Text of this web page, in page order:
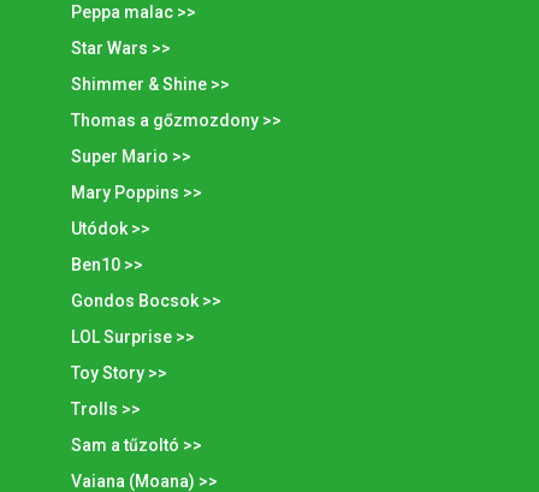
Peppa malac >>
Star Wars >>
Shimmer & Shine >>
Thomas a gőzmozdony >>
Super Mario >>
Mary Poppins >>
Utódok >>
Ben10 >>
Gondos Bocsok >>
LOL Surprise >>
Toy Story >>
Trolls >>
Sam a tűzoltó >>
Vaiana (Moana) >>